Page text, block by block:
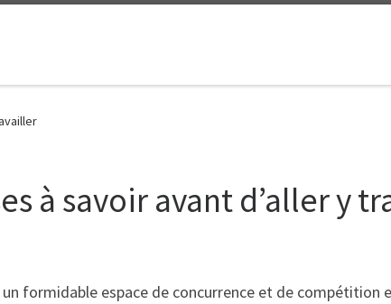
à savoir avant d’aller y
formidable espace de concurrence et de compétition